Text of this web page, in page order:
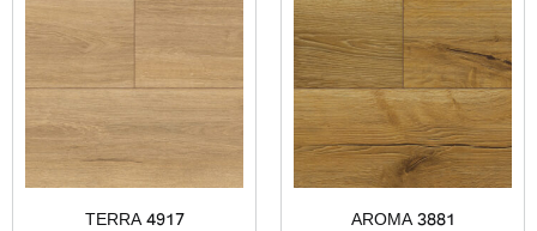
AROMA 3881
TERRA 4917